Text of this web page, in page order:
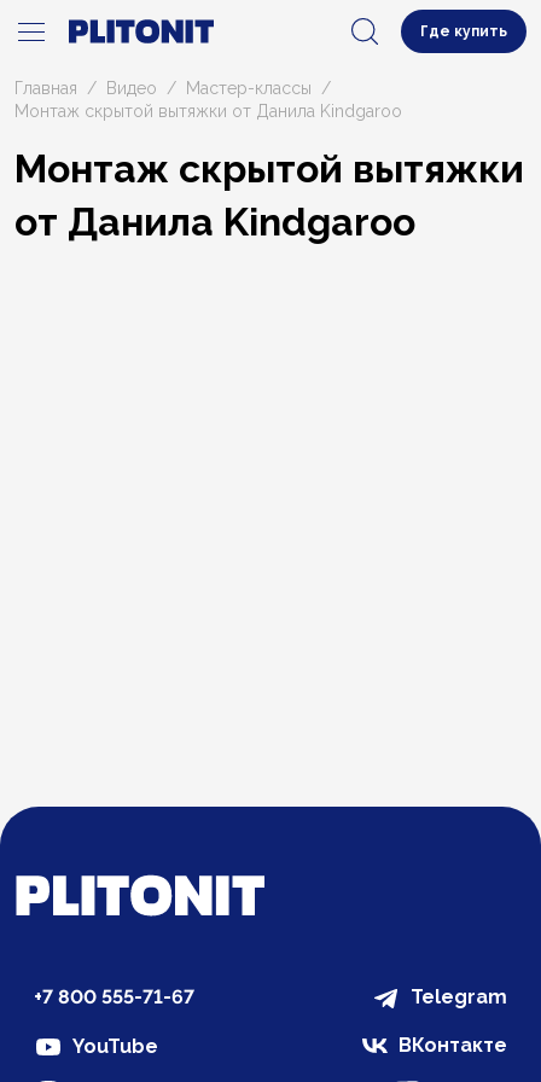
Где купить
Главная Видео
Мастер-классы
Монтаж скрытой вытяжки от Данила Kindgaroo
Монтаж скрытой вытяжки
от Данила Kindgaroo
+7 800 555-71-67 Telegram
YouTube ВКонтакте